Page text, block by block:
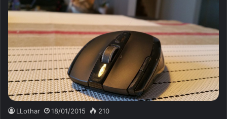
LLothar 18/01/2015 210